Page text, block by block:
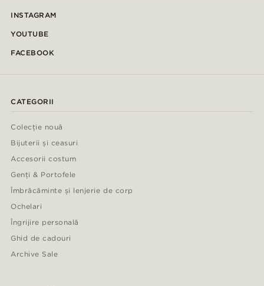
INSTAGRAM
YOUTUBE
FACEBOOK
CATEGORII
Colecție nouă
Bijuterii și ceasuri
Accesorii costum
Genți & Portofele
Îmbrăcăminte și lenjerie de corp
Ochelari
Îngrijire personală
Ghid de cadouri
Archive Sale